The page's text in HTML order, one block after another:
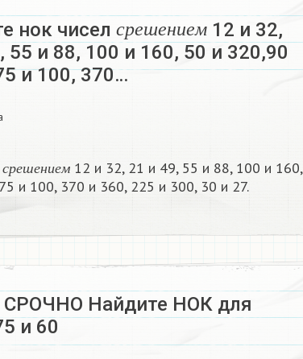
нок чисел с р е ш е н и ем
срешен ием
12 и 32,
55 и 88, 100 и 160, 50 и 320,90
и 100, 370…
с р е ш е н и ем
12 и 32, 21 и 49, 55 и 88, 100 и 160,
и 100, 370 и 360, 225 и 300, 30 и 27.​
Найдите НОК для
и 60